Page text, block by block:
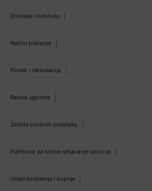
Dostava i isporuka
Načini plaćanja
Povrat i reklamacija
Raskid ugovora
Zaštita osobnih podataka
Platforma za online rješavanje sporova
Uvjeti korištenja i kupnje